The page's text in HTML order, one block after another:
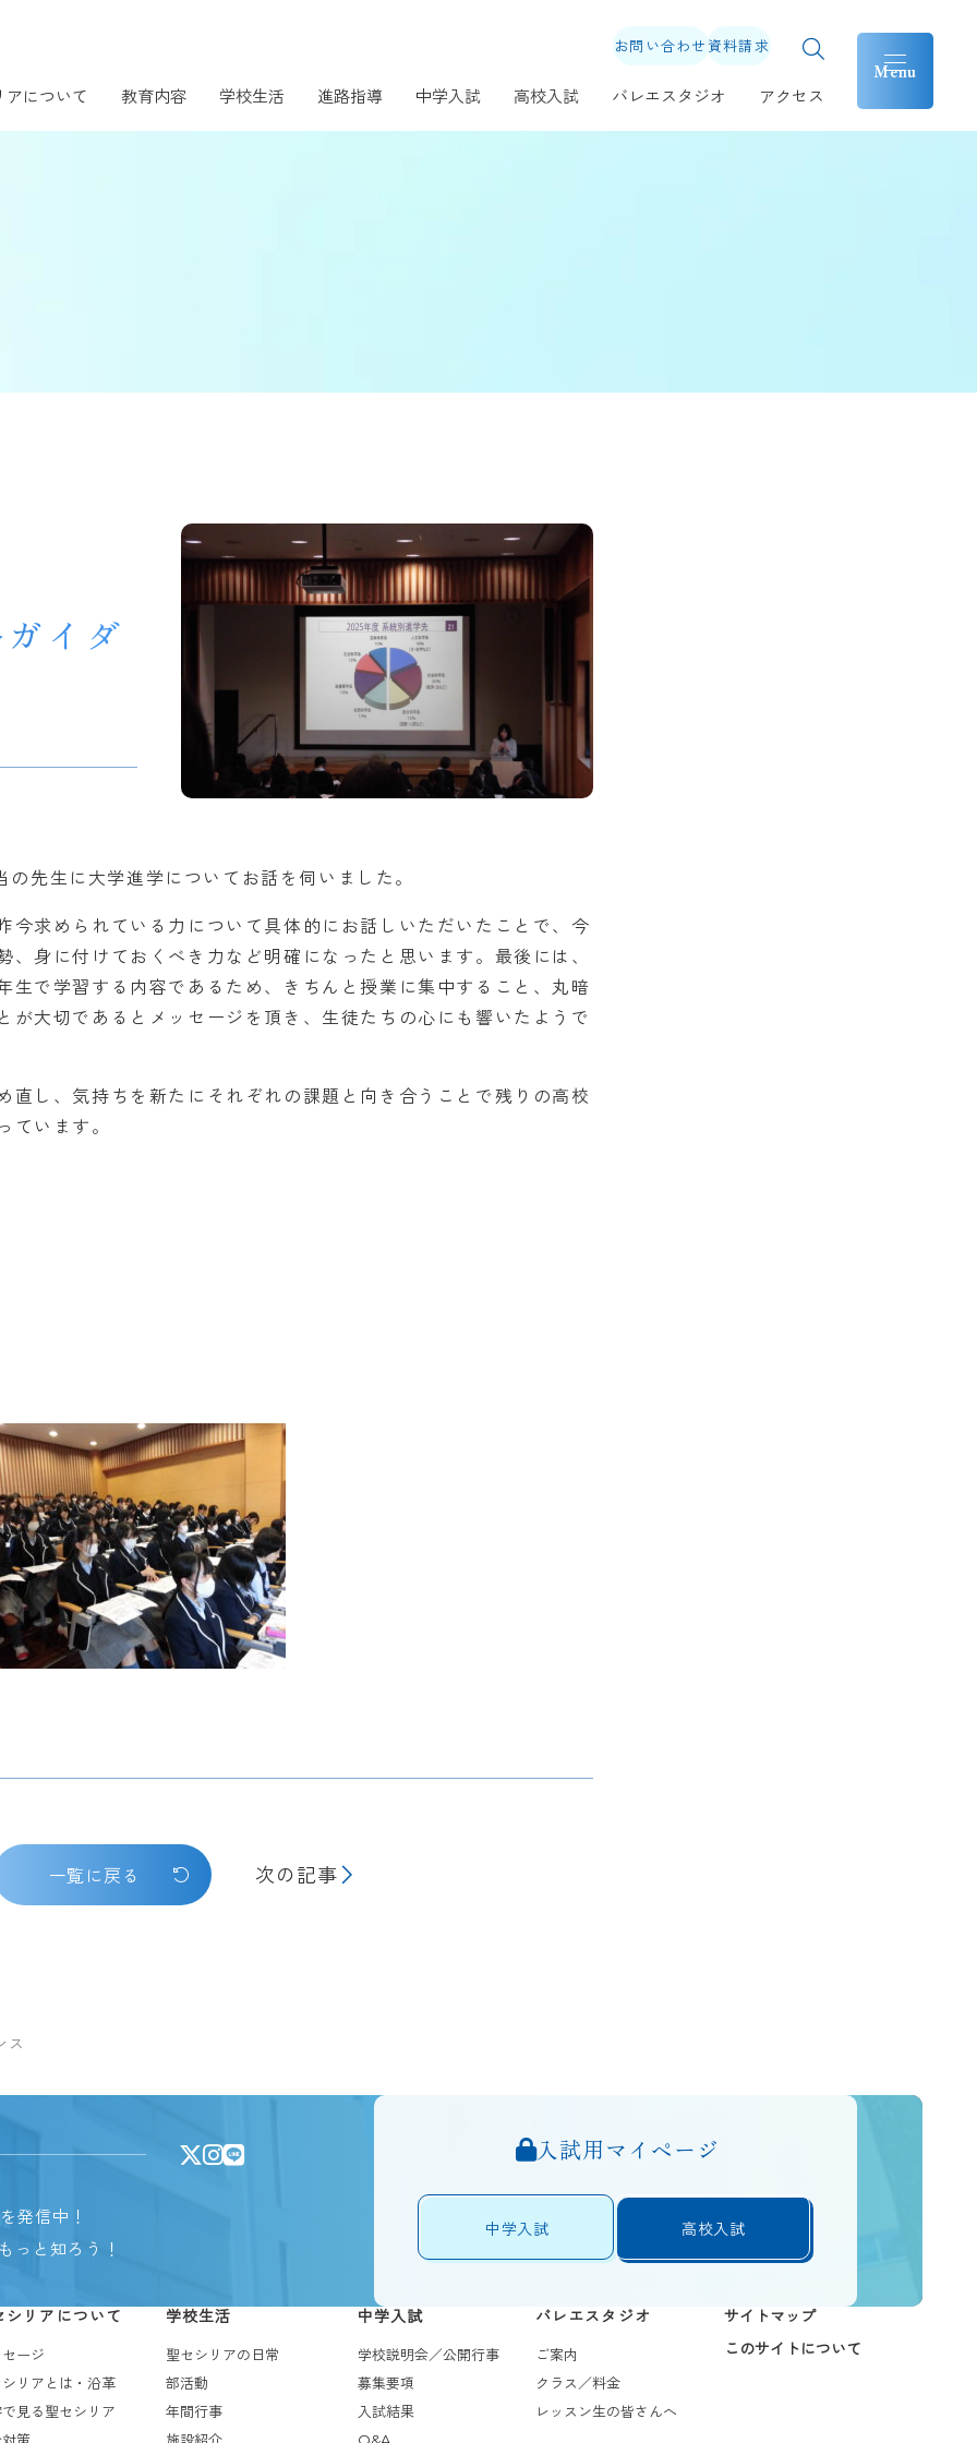
アについて 教育内容 学校生活 進路指導 中学入試 高校入試 バレエスタジオ アクセス
お問い合わせ 資料請求
イダ
先生に大学進学についてお話を伺いました。
求められている力について具体的にお話しいただいたことで、今
身に付けておくべき力など明確になったと思います。最後には、
生で学習する内容であるため、きちんと授業に集中すること、丸暗
が大切であるとメッセージを頂き、生徒たちの心にも響いたようで
し、気持ちを新たにそれぞれの課題と向き合うことで残りの高校
ています。
一覧に戻る 次の記事
ス
発信中！
っと知ろう！
入試用マイページ
中学入試 高校入試
シリアについて
ージ
リアとは・沿革
見る聖セシリア
学校生活
聖セシリアの日常
部活動
年間行事
中学入試
学校説明会／公開行事
募集要項
入試結果
バレエスタジオ
ご案内
クラス／料金
レッスン生の皆さんへ
サイトマップ
このサイトについて